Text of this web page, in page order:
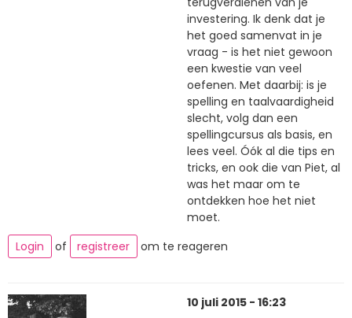
investering. Ik denk dat je
het goed samenvat in je
vraag - is het niet gewoon
een kwestie van veel
oefenen. Met daarbij: is je
spelling en taalvaardigheid
slecht, volg dan een
spellingcursus als basis, en
lees veel. Óók al die tips en
tricks, en ook die van Piet, al
was het maar om te
ontdekken hoe het niet
moet.
Login
of registreer om te reageren
10 juli 2015 - 16:23